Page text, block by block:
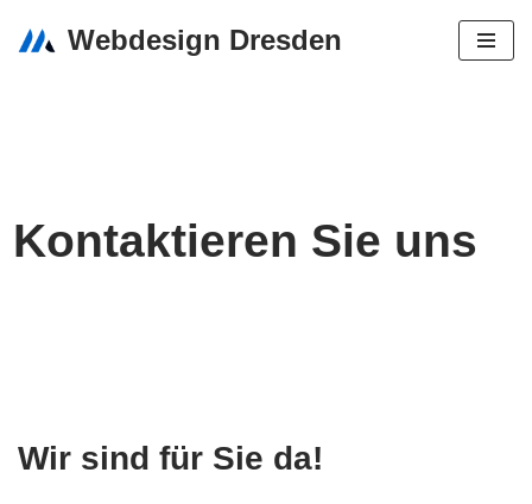
Webdesign Dresden
Kontaktieren Sie uns
Wir sind für Sie da!